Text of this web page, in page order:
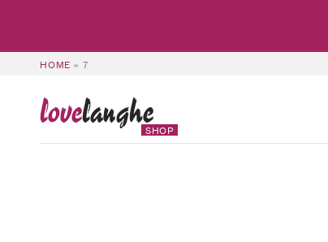
HOME » 7
lovelanghe
SHOP